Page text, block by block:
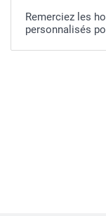
Remerciez les
personnalisés